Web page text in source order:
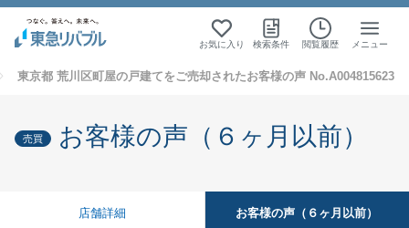
お気に入り 検索条件 閲覧履歴 メニュー
東京都 荒川区町屋の戸建てをご売却されたお客様の声 No.A004815623
売買 お客様の声（６ヶ月以前）
店舗詳細 お客様の声（６ヶ月以前）